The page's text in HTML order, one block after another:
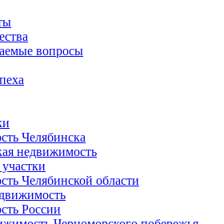
вопросы
Челябинска
недвижимость
Челябинской области
России